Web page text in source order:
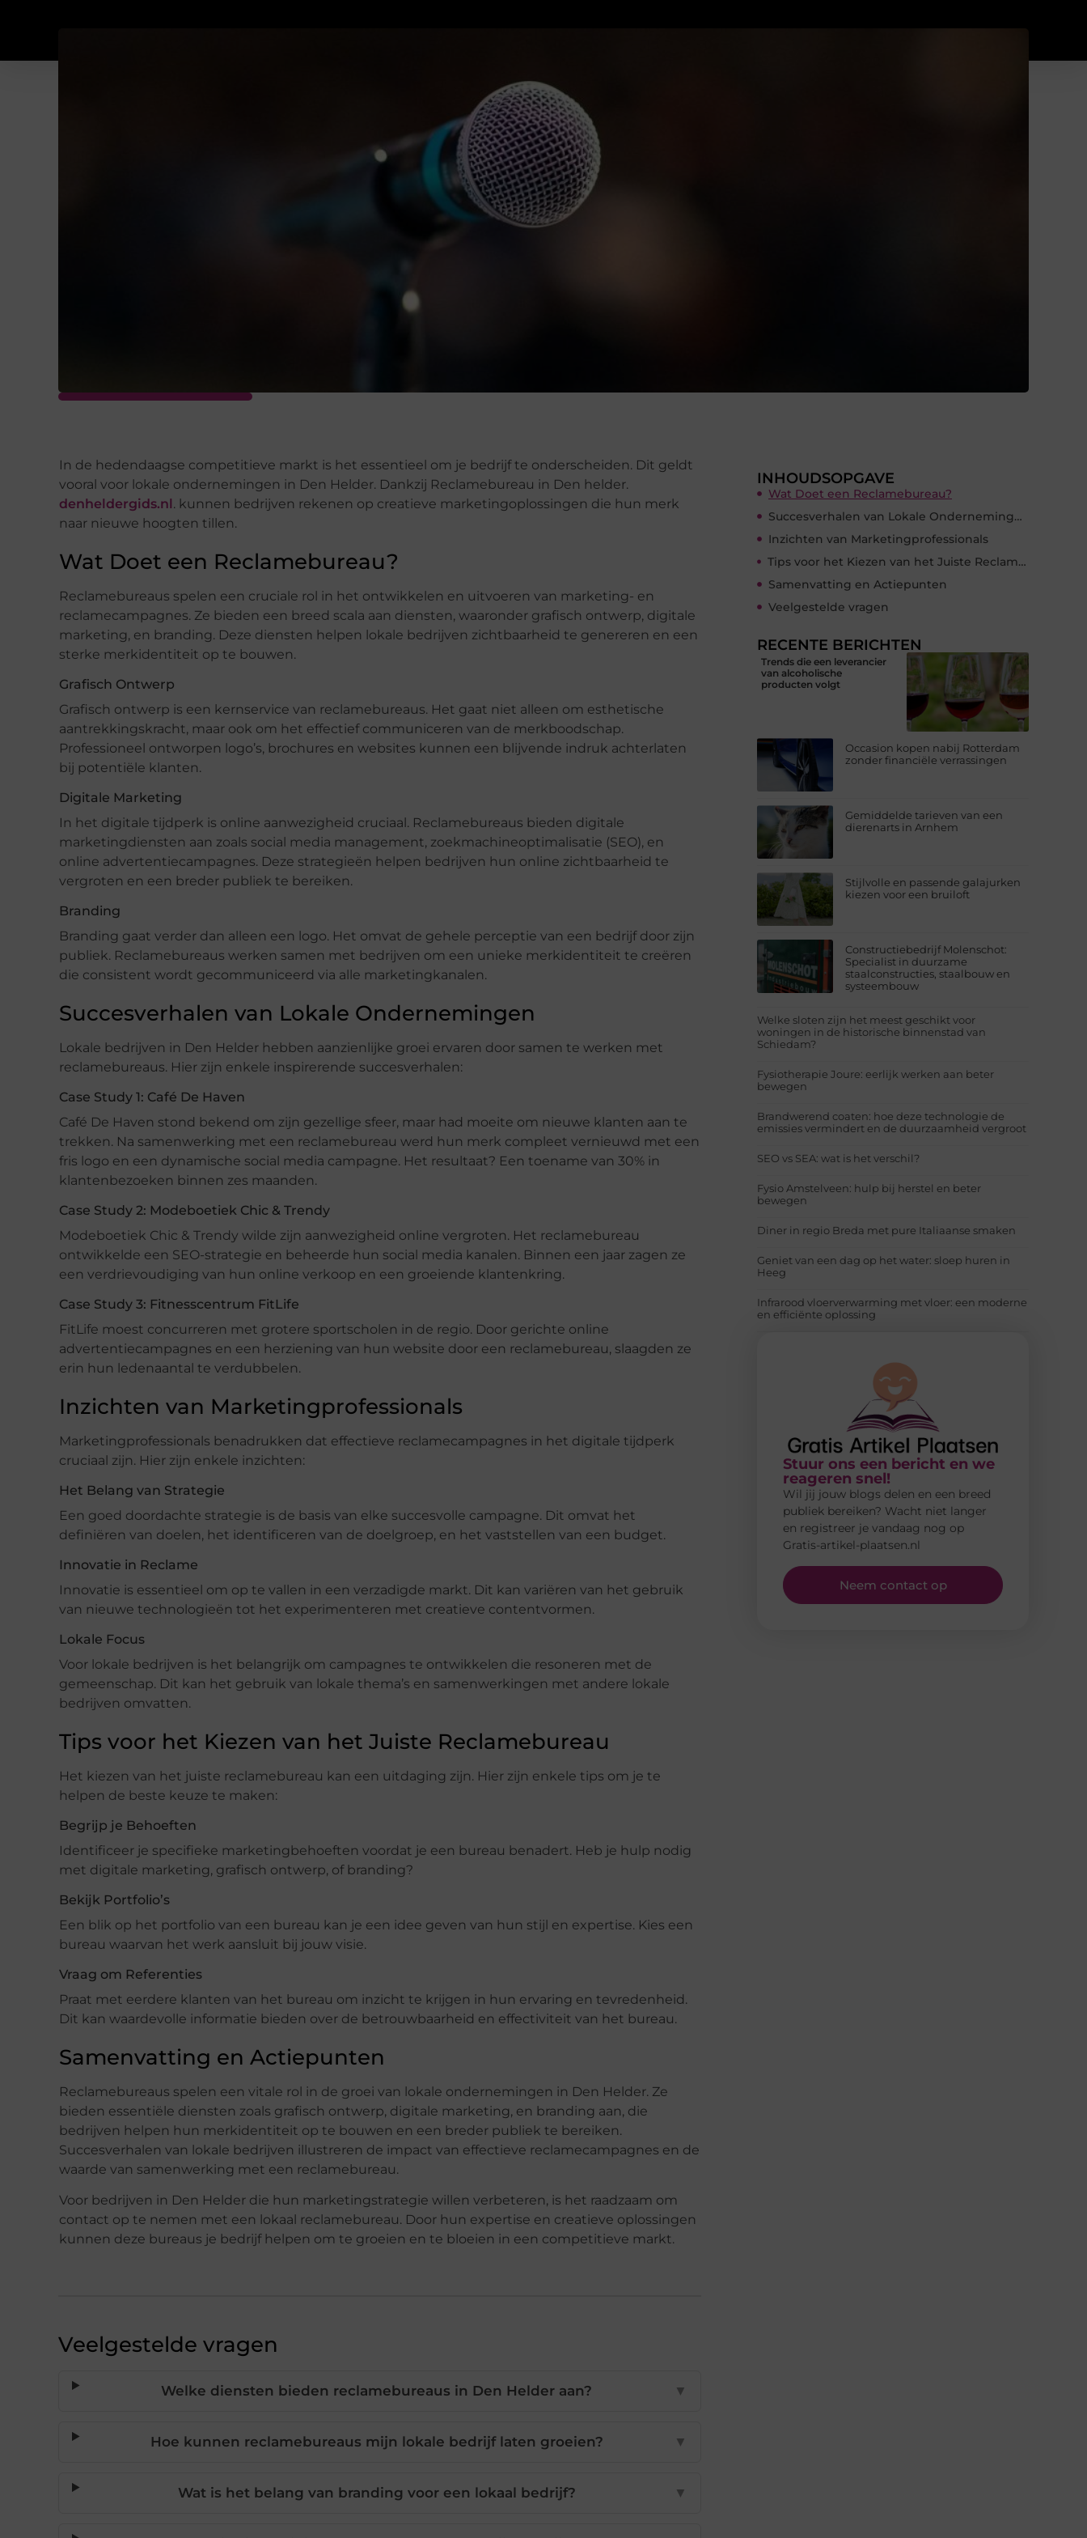
In de hedendaagse competitieve markt is het essentieel om je bedrijf te onderscheiden. Dit geldt
vooral voor lokale ondernemingen in Den Helder. Dankzij Reclamebureau in Den helder.
denheldergids.nl. kunnen bedrijven rekenen op creatieve marketingoplossingen die hun merk
naar nieuwe hoogten tillen.
Wat Doet een Reclamebureau?
Reclamebureaus spelen een cruciale rol in het ontwikkelen en uitvoeren van marketing- en
reclamecampagnes. Ze bieden een breed scala aan diensten, waaronder grafisch ontwerp, digitale
marketing, en branding. Deze diensten helpen lokale bedrijven zichtbaarheid te genereren en een
sterke merkidentiteit op te bouwen.
Grafisch Ontwerp
Grafisch ontwerp is een kernservice van reclamebureaus. Het gaat niet alleen om esthetische
aantrekkingskracht, maar ook om het effectief communiceren van de merkboodschap.
Professioneel ontworpen logo’s, brochures en websites kunnen een blijvende indruk achterlaten
bij potentiële klanten.
Digitale Marketing
In het digitale tijdperk is online aanwezigheid cruciaal. Reclamebureaus bieden digitale
marketingdiensten aan zoals social media management, zoekmachineoptimalisatie (SEO), en
online advertentiecampagnes. Deze strategieën helpen bedrijven hun online zichtbaarheid te
vergroten en een breder publiek te bereiken.
Branding
Branding gaat verder dan alleen een logo. Het omvat de gehele perceptie van een bedrijf door zijn
publiek. Reclamebureaus werken samen met bedrijven om een unieke merkidentiteit te creëren
die consistent wordt gecommuniceerd via alle marketingkanalen.
Succesverhalen van Lokale Ondernemingen
Lokale bedrijven in Den Helder hebben aanzienlijke groei ervaren door samen te werken met
reclamebureaus. Hier zijn enkele inspirerende succesverhalen:
Case Study 1: Café De Haven
Café De Haven stond bekend om zijn gezellige sfeer, maar had moeite om nieuwe klanten aan te
trekken. Na samenwerking met een reclamebureau werd hun merk compleet vernieuwd met een
fris logo en een dynamische social media campagne. Het resultaat? Een toename van 30% in
klantenbezoeken binnen zes maanden.
Case Study 2: Modeboetiek Chic & Trendy
Modeboetiek Chic & Trendy wilde zijn aanwezigheid online vergroten. Het reclamebureau
ontwikkelde een SEO-strategie en beheerde hun social media kanalen. Binnen een jaar zagen ze
een verdrievoudiging van hun online verkoop en een groeiende klantenkring.
Case Study 3: Fitnesscentrum FitLife
FitLife moest concurreren met grotere sportscholen in de regio. Door gerichte online
advertentiecampagnes en een herziening van hun website door een reclamebureau, slaagden ze
erin hun ledenaantal te verdubbelen.
Inzichten van Marketingprofessionals
Marketingprofessionals benadrukken dat effectieve reclamecampagnes in het digitale tijdperk
cruciaal zijn. Hier zijn enkele inzichten:
Het Belang van Strategie
Een goed doordachte strategie is de basis van elke succesvolle campagne. Dit omvat het
definiëren van doelen, het identificeren van de doelgroep, en het vaststellen van een budget.
Innovatie in Reclame
Innovatie is essentieel om op te vallen in een verzadigde markt. Dit kan variëren van het gebruik
van nieuwe technologieën tot het experimenteren met creatieve contentvormen.
Lokale Focus
Voor lokale bedrijven is het belangrijk om campagnes te ontwikkelen die resoneren met de
gemeenschap. Dit kan het gebruik van lokale thema’s en samenwerkingen met andere lokale
bedrijven omvatten.
Tips voor het Kiezen van het Juiste Reclamebureau
Het kiezen van het juiste reclamebureau kan een uitdaging zijn. Hier zijn enkele tips om je te
helpen de beste keuze te maken:
Begrijp je Behoeften
Identificeer je specifieke marketingbehoeften voordat je een bureau benadert. Heb je hulp nodig
met digitale marketing, grafisch ontwerp, of branding?
Bekijk Portfolio’s
Een blik op het portfolio van een bureau kan je een idee geven van hun stijl en expertise. Kies een
bureau waarvan het werk aansluit bij jouw visie.
Vraag om Referenties
Praat met eerdere klanten van het bureau om inzicht te krijgen in hun ervaring en tevredenheid.
Dit kan waardevolle informatie bieden over de betrouwbaarheid en effectiviteit van het bureau.
Samenvatting en Actiepunten
Reclamebureaus spelen een vitale rol in de groei van lokale ondernemingen in Den Helder. Ze
bieden essentiële diensten zoals grafisch ontwerp, digitale marketing, en branding aan, die
bedrijven helpen hun merkidentiteit op te bouwen en een breder publiek te bereiken.
Succesverhalen van lokale bedrijven illustreren de impact van effectieve reclamecampagnes en de
waarde van samenwerking met een reclamebureau.
Voor bedrijven in Den Helder die hun marketingstrategie willen verbeteren, is het raadzaam om
contact op te nemen met een lokaal reclamebureau. Door hun expertise en creatieve oplossingen
kunnen deze bureaus je bedrijf helpen om te groeien en te bloeien in een competitieve markt.
Veelgestelde vragen
Welke diensten bieden reclamebureaus in Den Helder aan? ▼
Hoe kunnen reclamebureaus mijn lokale bedrijf laten groeien? ▼
Wat is het belang van branding voor een lokaal bedrijf? ▼
INHOUDSOPGAVE
Wat Doet een Reclamebureau?
Succesverhalen van Lokale Ondernemingen
Inzichten van Marketingprofessionals
Tips voor het Kiezen van het Juiste Reclamebureau
Samenvatting en Actiepunten
Veelgestelde vragen
RECENTE BERICHTEN
Trends die een leverancier
van alcoholische
producten volgt
Occasion kopen nabij Rotterdam
zonder financiële verrassingen
Gemiddelde tarieven van een
dierenarts in Arnhem
Stijlvolle en passende galajurken
kiezen voor een bruiloft
Constructiebedrijf Molenschot:
Specialist in duurzame
staalconstructies, staalbouw en
systeembouw
Welke sloten zijn het meest geschikt voor
woningen in de historische binnenstad van
Schiedam?
Fysiotherapie Joure: eerlijk werken aan beter
bewegen
Brandwerend coaten: hoe deze technologie de
emissies vermindert en de duurzaamheid vergroot
SEO vs SEA: wat is het verschil?
Fysio Amstelveen: hulp bij herstel en beter
bewegen
Diner in regio Breda met pure Italiaanse smaken
Geniet van een dag op het water: sloep huren in
Heeg
Infrarood vloerverwarming met vloer: een moderne
en efficiënte oplossing
Stuur ons een bericht en we
reageren snel!
Wil jij jouw blogs delen en een breed
publiek bereiken? Wacht niet langer
en registreer je vandaag nog op
Gratis-artikel-plaatsen.nl
Neem contact op